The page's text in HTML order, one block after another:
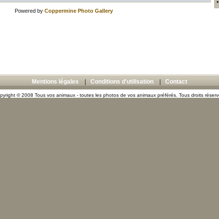
Powered by Coppermine Photo Gallery
Mentions légales Conditions d'utilisation Contact
© 2008 Tous vos animaux - toutes les photos de vos animaux préférés. Tous droits